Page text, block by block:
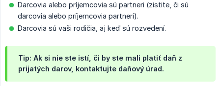
Darcovia alebo príjemcovia sú partneri (zistite, či sú
darcovia alebo príjemcovia partneri).
Darcovia sú vaši rodičia, aj keď sú rozvedení.
Tip: Ak si nie ste istí, či by ste mali platiť daň z
prijatých darov, kontaktujte daňový úrad.